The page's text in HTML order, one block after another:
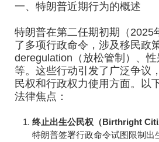
一、特朗普近期行为的概述
特朗普在第二任期初期（2025
了多项行政命令，涉及移民政
deregulation（放松管制）、
等。这些行动引发了广泛争议
民权和行政权力使用方面。以
法律焦点：
终止出生公民权（Birthright
特朗普签署行政命令试图限制出